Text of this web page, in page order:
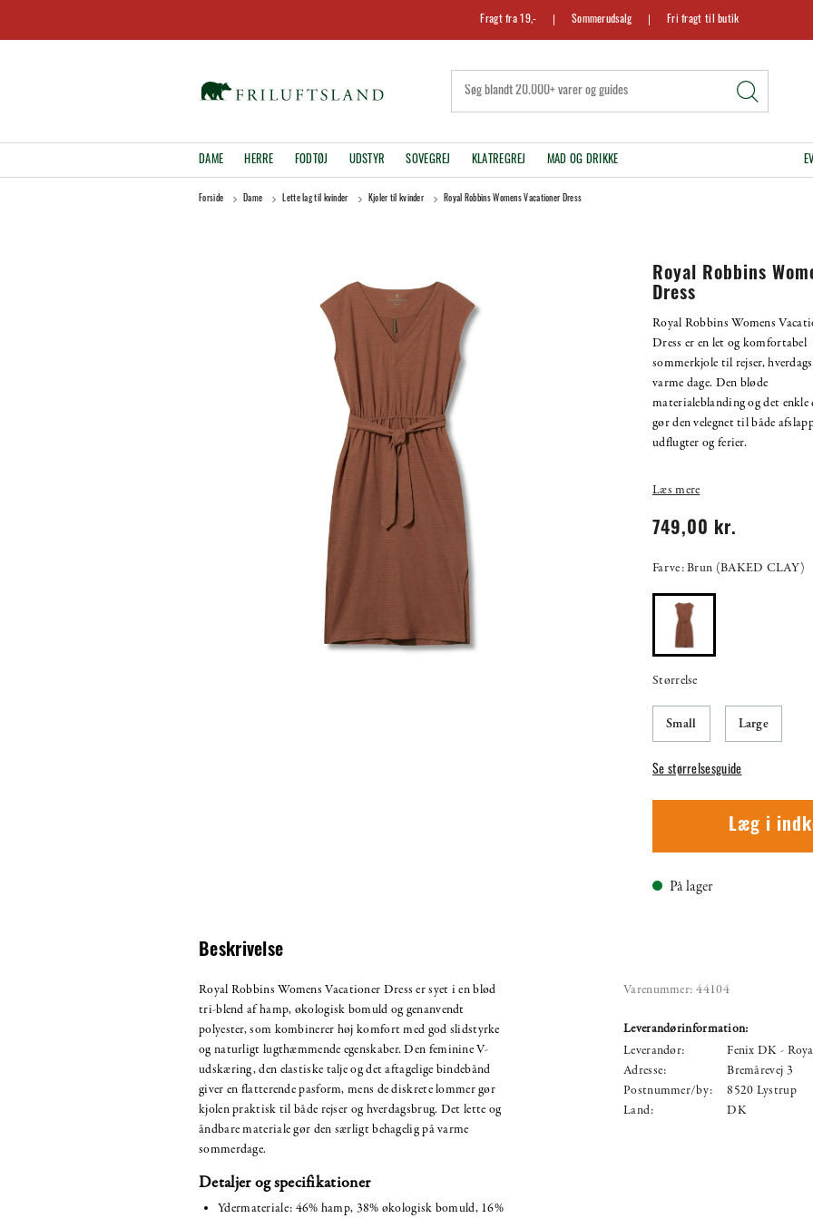
Fragt fra 19,- Sommerudsalg Fri fragt til butik
DAME HERRE FODTØJ UDSTYR SOVEGREJ KLATREGREJ MAD OG DRIKKE
Forside Dame Lette lag til kvinder Kjoler til kvinder Royal Robbins Womens Vacationer Dress
Royal Robbins
Dress
Royal Robbins Womens
Dress er en let og komfortabel
sommerkjole til rejser,
varme dage. Den bløde
materialeblanding og det enkle
gør den velegnet til både
udflugter og ferier.
Læs mere
749,00 kr.
Farve: Brun (BAKED CLAY)
Størrelse
Small Large
Se størrelsesguide
Læg i
På lager
Beskrivelse
Royal Robbins Womens Vacationer Dress er syet i en blød
tri-blend af hamp, økologisk bomuld og genanvendt
polyester, som kombinerer høj komfort med god slidstyrke
og naturligt lugthæmmende egenskaber. Den feminine V-
udskæring, den elastiske talje og det aftagelige bindebånd
giver en flatterende pasform, mens de diskrete lommer gør
kjolen praktisk til både rejser og hverdagsbrug. Det lette og
åndbare materiale gør den særligt behagelig på varme
sommerdage.
Detaljer og specifikationer
Ydermateriale: 46% hamp, 38% økologisk bomuld, 16%
Varenummer: 44104
Leverandørinformation:
Leverandør:
Fenix DK -
Adresse:
Bremårevej 3
Postnummer/by:
8520 Lystrup
Land:
DK